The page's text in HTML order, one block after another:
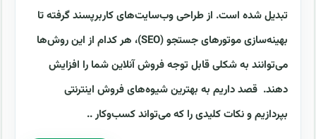
تبدیل شده است. از طراحی وب‌سایت‌های کاربرپسند گرفته تا
بهینه‌سازی موتورهای جستجو (SEO)، هر کدام از این روش‌ها
می‌توانند به شکلی قابل توجه فروش آنلاین شما را افزایش
دهند. قصد داریم به بهترین شیوه‌های فروش اینترنتی
بپردازیم و نکات کلیدی را که می‌تواند کسب‌وکار ..